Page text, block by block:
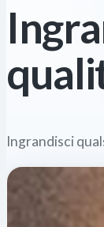
Ingrandisci